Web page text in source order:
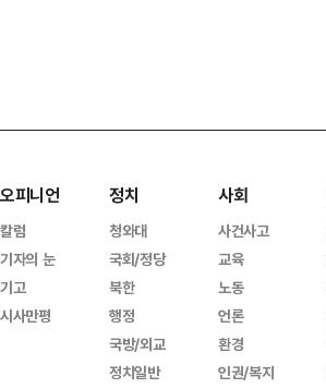
오피니언
칼럼
기자의 눈
기고
시사만평
정치
청와대
국회/정당
북한
행정
국방/외교
정치일반
사회
사건사고
교육
노동
언론
환경
인권/복지